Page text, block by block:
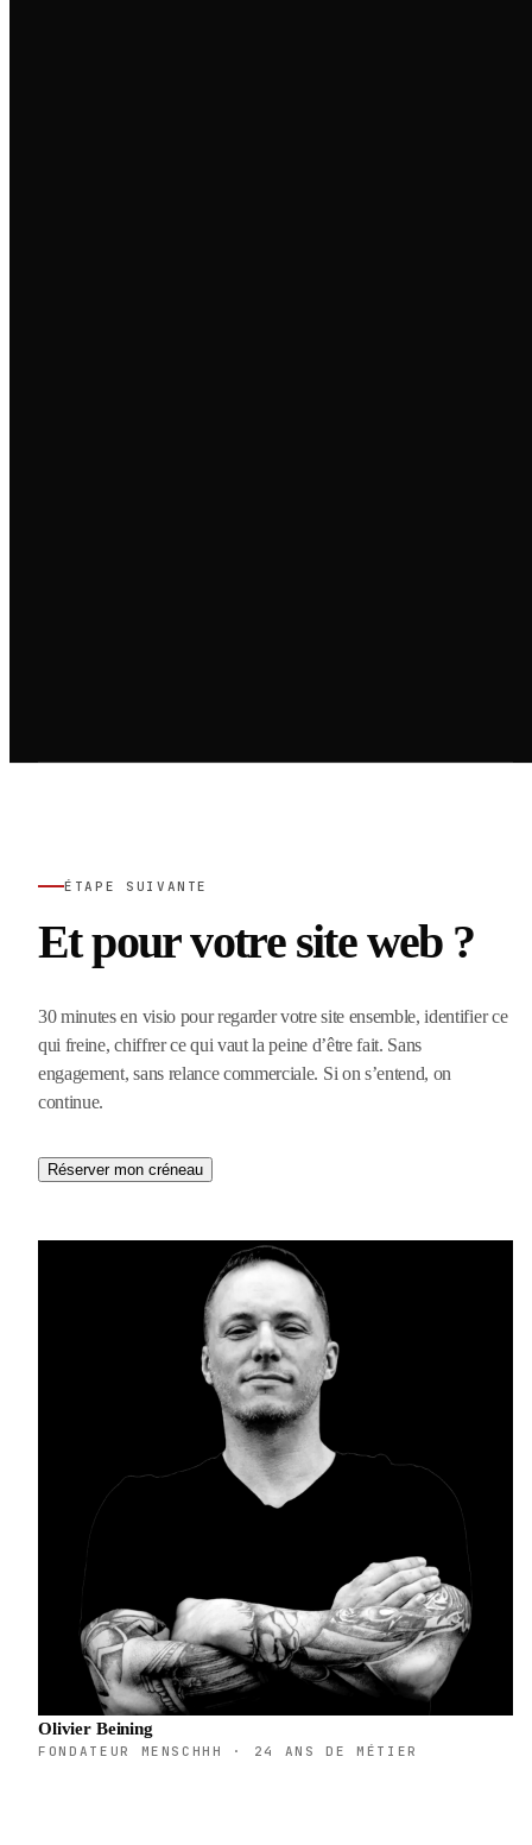
ÉTAPE SUIVANTE
Et pour votre site web ?
30 minutes en visio pour regarder votre site ensemble, identifier ce
qui freine, chiffrer ce qui vaut la peine d’être fait. Sans
engagement, sans relance commerciale. Si on s’entend, on
continue.
Réserver mon créneau
Olivier Beining
FONDATEUR MENSCHHH · 24 ANS DE MÉTIER